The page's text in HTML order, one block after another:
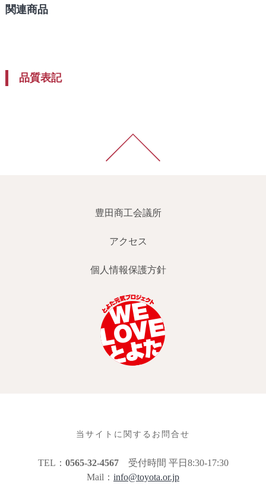
関連商品
品質表記
豊田商工会議所
アクセス
個人情報保護方針
当サイトに関するお問合せ
TEL： 0565-32-4567受付時間 平日8:30-17:30
Mail： info@toyota.or.jp